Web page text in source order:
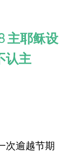
主耶稣设
认主
次逾越节期